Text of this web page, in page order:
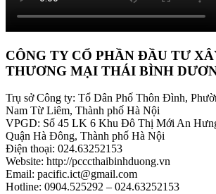
CÔNG TY CỔ PHẦN ĐẦU TƯ
THƯƠNG MẠI THÁI BÌNH
Trụ sở Công ty: Tổ Dân Phố Thôn Đình,
Nam Từ Liêm, Thành phố Hà Nội
VPGD: Số 45 LK 6 Khu Đô Thị Mới An
Quận Hà Đông, Thành phố Hà Nội
Điện thoại: 024.63252153
Website: http://pcccthaibinhduong.vn
Email: pacific.ict@gmail.com
Hotline: 0904.525292 – 024.63252153